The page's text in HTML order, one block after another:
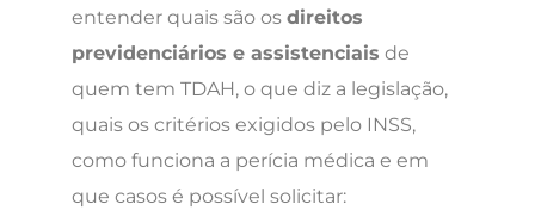
entender quais são os direitos
previdenciários e assistenciais de
quem tem TDAH, o que diz a legislação,
quais os critérios exigidos pelo INSS,
como funciona a perícia médica e em
que casos é possível solicitar: